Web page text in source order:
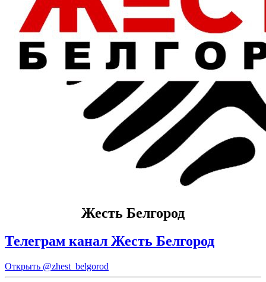
Жесть Белгород
Телеграм канал Жесть Белгород
Открыть @zhest_belgorod